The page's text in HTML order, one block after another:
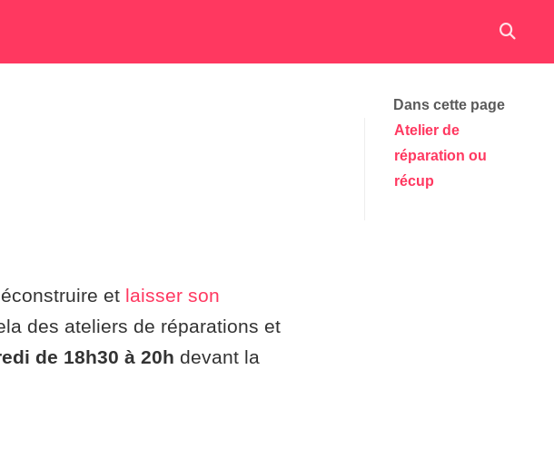
Dans cette page
Atelier de
réparation ou
récup
et laisser son
des ateliers de réparations et
de 18h30 à 20h devant la